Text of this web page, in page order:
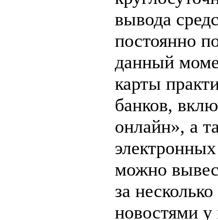
вывода
постоянно
данный
карты
банков,
онлайн», а
можно
за
новостями